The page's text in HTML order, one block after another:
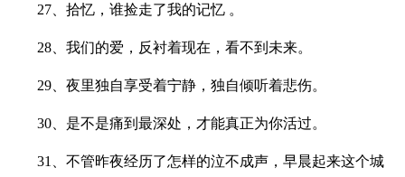
27、拾忆，谁捡走了我的记忆 。
28、我们的爱，反衬着现在，看不到未来。
29、夜里独自享受着宁静，独自倾听着悲伤。
30、是不是痛到最深处，才能真正为你活过。
31、不管昨夜经历了怎样的泣不成声，早晨起来这个城